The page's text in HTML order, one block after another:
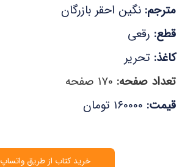
مترجم: نگین احقر بازرگان
قطع: رقعی
کاغذ: تحریر
تعداد صفحه:
قیمت:
خرید کتاب از طریق واتساپ